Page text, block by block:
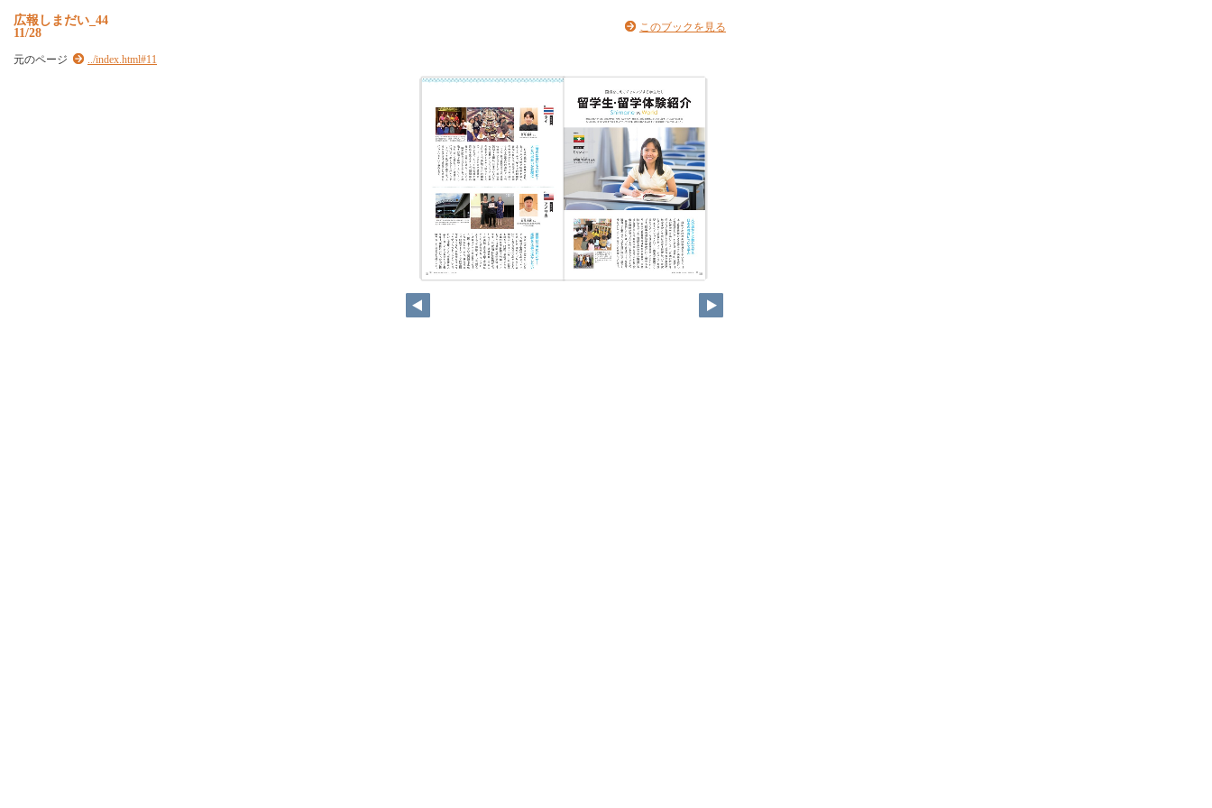
10
11
広報しまだい_44
11/28
元のページ ../index.html#11
このブックを見る